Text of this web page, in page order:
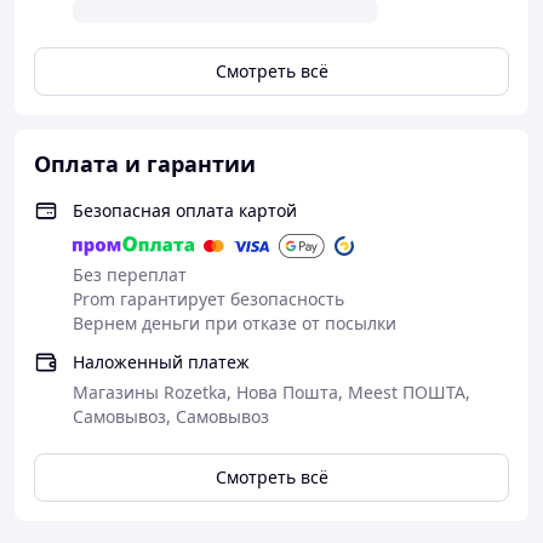
Смотреть всё
Оплата и гарантии
Безопасная оплата картой
Без переплат
Prom гарантирует безопасность
Вернем деньги при отказе от посылки
Наложенный платеж
Магазины Rozetka, Нова Пошта, Meest ПОШТА,
Самовывоз, Самовывоз
Смотреть всё